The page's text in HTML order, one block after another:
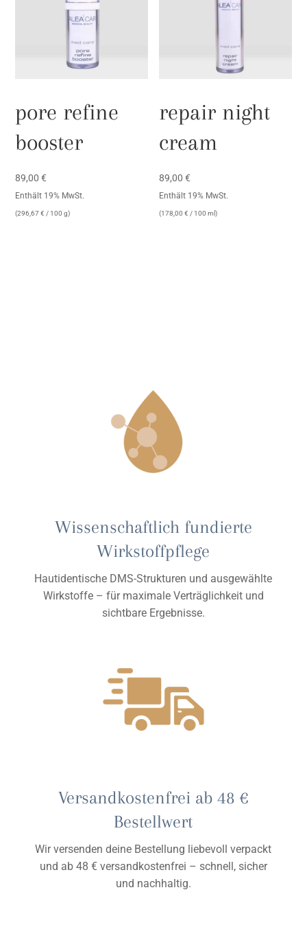
pore refine
booster
89,00€
Enthält 19% MwSt.
(296,67€ / 100 g)
repair night
cream
89,00€
Enthält 19% MwSt.
(178,00€ / 100 ml)
Wissenschaftlich fundierte
Wirkstoffpflege
Hautidentische DMS-Strukturen und ausgewählte
Wirkstoffe – für maximale Verträglichkeit und
sichtbare Ergebnisse.
Versandkostenfrei ab 48 €
Bestellwert
Wir versenden deine Bestellung liebevoll verpackt
und ab 48 € versandkostenfrei – schnell, sicher
und nachhaltig.